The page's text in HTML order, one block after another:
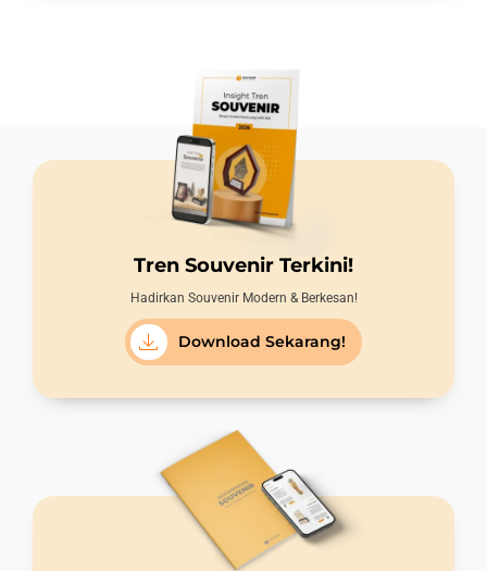
Tren Souvenir Terkini!
Hadirkan Souvenir Modern & Berkesan!
Download Sekarang!